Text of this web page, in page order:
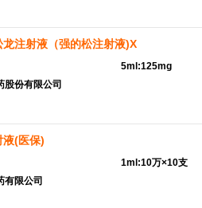
龙注射液（强的松注射液)X
股份有限公司
5ml:125mg
液(医保)
有限公司
1ml:10万×10支